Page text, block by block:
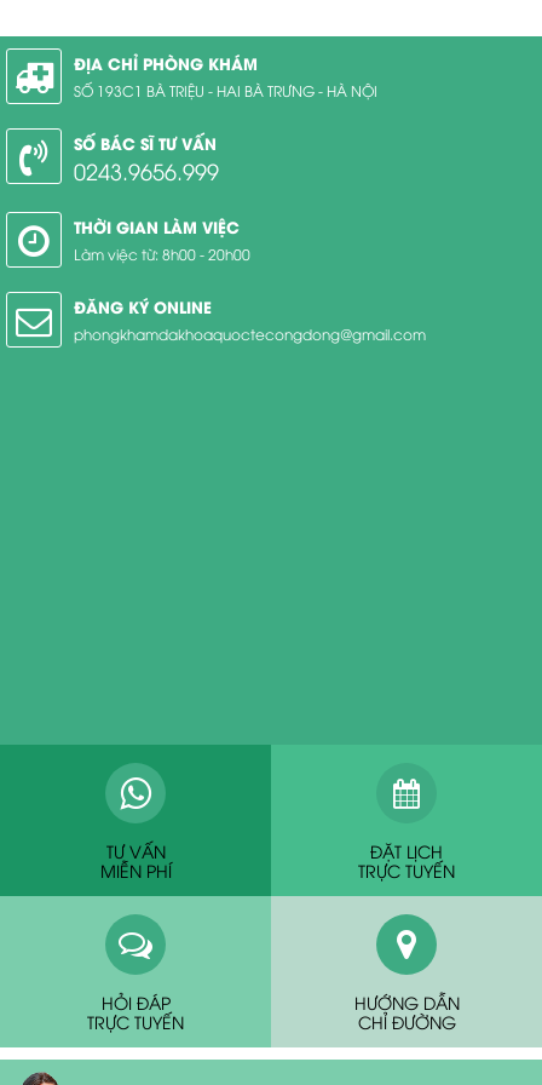
ĐỊA CHỈ PHÒNG KHÁM
SỐ 193C1 BÀ TRIỆU - HAI BÀ TRƯNG - HÀ NỘI
SỐ BÁC SĨ TƯ VẤN
0243.9656.999
THỜI GIAN LÀM VIỆC
Làm việc từ: 8h00 - 20h00
ĐĂNG KÝ ONLINE
phongkhamdakhoaquoctecongdong@gmail.com
TƯ VẤN
MIỄN PHÍ
ĐẶT LỊCH
TRỰC TUYẾN
HỎI ĐÁP
TRỰC TUYẾN
HƯỚNG DẪN
CHỈ ĐƯỜNG